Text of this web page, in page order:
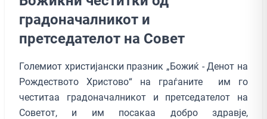
градоначалникот и
претседателот на Совет
Големиот христијански празник „Божиќ - Денот на
Рождеството Христово“ на граѓаните им го
честитаа градоначалникот и претседателот на
Советот, и им посакаа добро здравје,